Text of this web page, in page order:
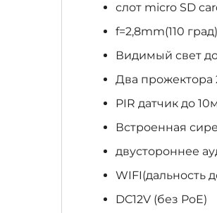
слот miсro SD
f=2,8mm(110 град)
Видимый свет
Два прожектора
PIR датчик до
Встроенная
двустороннее
WIFI(дальность
DC12V (без PoE)